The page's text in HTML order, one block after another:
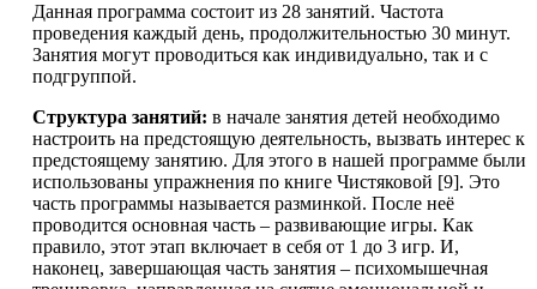
Данная программа состоит из 28 занятий. Частота
проведения каждый день, продолжительностью 30 минут.
Занятия могут проводиться как индивидуально, так и с
подгруппой.
Структура занятий: в начале занятия детей необходимо
настроить на предстоящую деятельность, вызвать интерес к
предстоящему занятию. Для этого в нашей программе были
использованы упражнения по книге Чистяковой [9]. Это
часть программы называется разминкой. После неё
проводится основная часть – развивающие игры. Как
правило, этот этап включает в себя от 1 до 3 игр. И,
наконец, завершающая часть занятия – психомышечная